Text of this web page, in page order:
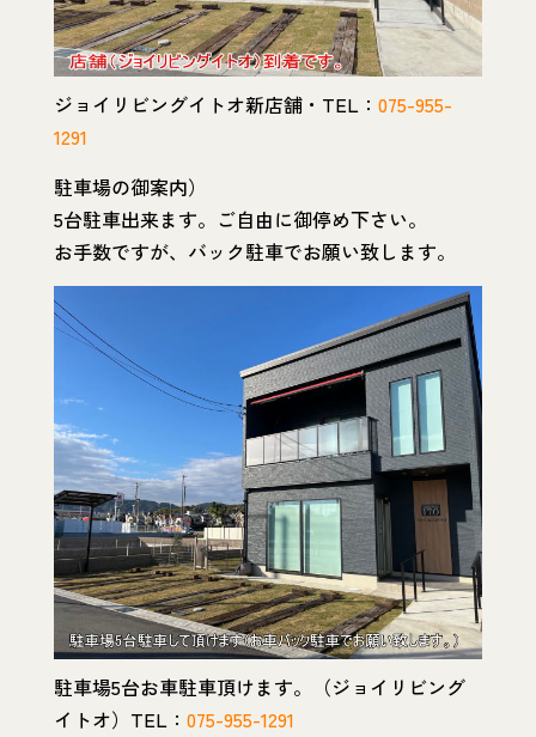
ジョイリビングイトオ新店舗・TEL： 075-955-
1291
駐車場の御案内）
5台駐車出来ます。ご自由に御停め下さい。
お手数ですが、バック駐車でお願い致します。
駐車場5台お車駐車頂けます。（ジョイリビング
イトオ）TEL： 075-955-1291